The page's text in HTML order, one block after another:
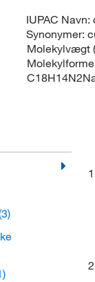
IUPAC Navn:
Synonymer:
Molekylvægt
1
2